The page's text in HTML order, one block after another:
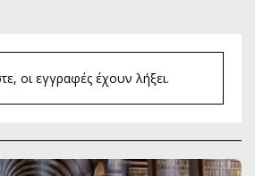
οι εγγραφές έχουν λήξει.